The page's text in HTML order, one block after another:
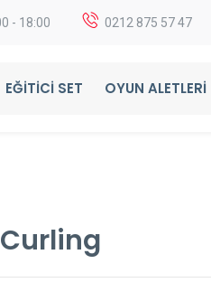
- 18:00 0212 875 57 47
EĞITICI SET OYUN ALETLERI
Curling